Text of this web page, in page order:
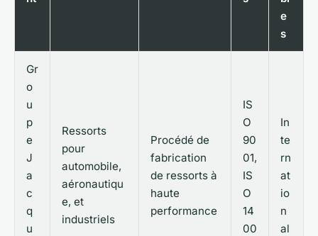
e
s
Gr
o
u
p
e
J
a
c
q
u
Ressorts
pour
automobile,
aéronautiqu
e, et
industriels
Procédé de
fabrication
de ressorts à
haute
performance
IS
O
90
01,
IS
O
14
00
In
te
rn
at
io
n
al